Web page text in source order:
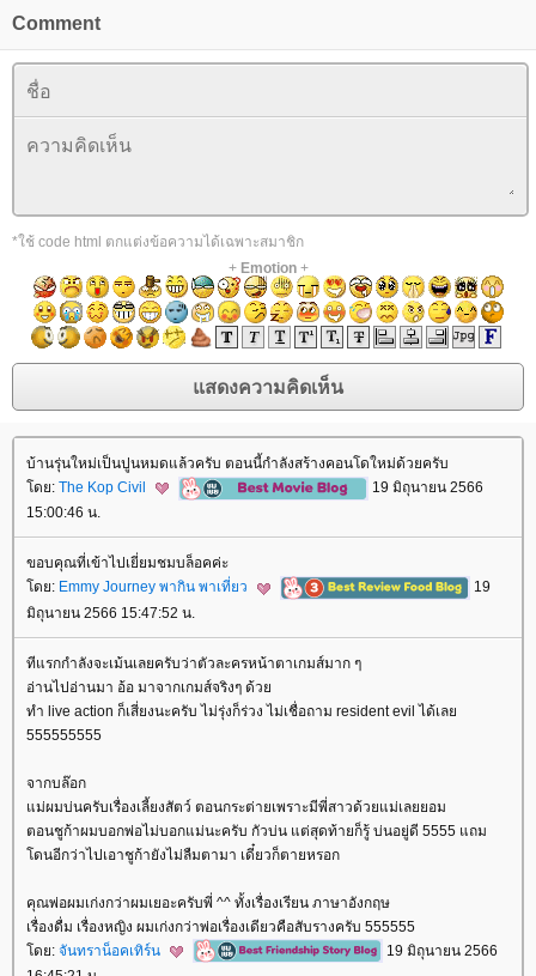
Comment
*ใช้ code html ตกแต่งข้อความได้เฉพาะสมาชิก
+ Emotion+
บ้านรุ่นใหม่เป็นปูนหมดแล้วครับ ตอนนี้กำลังสร้างคอนโดใหม่ด้วยครับ
ดย: The Kop Civil
19 มิถุนายน 2566
15:00:46 น.
ขอบคุณที่เข้าไปเยี่ยมชมบล็อคค่ะ
ดย: Emmy Journey พากิน พาเที่ยว
19
มิถุนายน 2566 15:47:52 น.
ทีแรกกำลังจะเม้นเลยครับว่าตัวละครหน้าตาเกมส์มาก ๆ
อ่านไปอ่านมา อ้อ มาจากเกมส์จริงๆ ด้ว
ทำ live action ก็เสี่ยงนะครับ ไม่รุ่งก็ร่วง ไม่เชื่อถาม resident evil ได้เล
555555555
จากบล๊อก
ม่ผมบ่นครับเรื่องเลี้ยงสัตว์ ตอนกระต่ายเพราะมีพี่สาวด้วยแม่เลยยอม
ตอนชูก้าผมบอกพ่อไม่บอกแม่นะครับ กัวบ่น แต่สุดท้ายก็รู้ บ่นอยู่ดี 5555 แถม
ดนอีกว่าไปเอาชูก้ายังไม่ลืมตามา เดี๋ยวก็ตายหรอก
คุณพ่อผมเก่งกว่าผมเยอะครับพี่ ^^ ทั้งเรื่องเรียน ภาษาอังกฤษ
เรื่องดื่ม เรื่องหญิง ผมเก่งกว่าพ่อเรื่องเดียวคือสับรางครับ 555555
ดย: จันทราน็อคเทิร์น
19 มิถุนายน 2566